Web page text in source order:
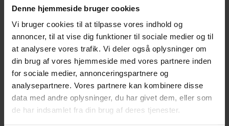
Denne hjemmeside bruger cookies
Vi bruger cookies til at tilpasse vores indhold og
annoncer, til at vise dig funktioner til sociale medier og til
at analysere vores trafik. Vi deler også oplysninger om
din brug af vores hjemmeside med vores partnere inden
for sociale medier, annonceringspartnere og
analysepartnere. Vores partnere kan kombinere disse
data med andre oplysninger, du har givet dem, eller som
de har indsamlet fra din brug af deres tjenester.
Nyhedsbrev
Email
Fornavn